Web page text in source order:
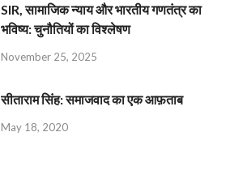
SIR, सामाजिक न्याय और भारतीय गणतंत्र का
भविष्य: चुनौतियों का विश्लेषण
November 25, 2025
सीताराम सिंह: समाजवाद का एक आफ़ताब
May 18, 2020